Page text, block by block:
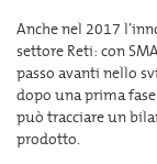
Anche nel 2017
settore Reti: con
passo avanti nello
dopo una prima
può tracciare un
prodotto.